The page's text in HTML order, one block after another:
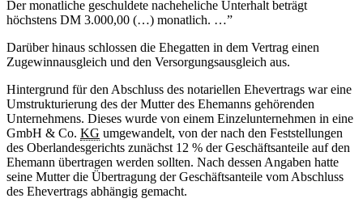
Der monatliche geschuldete nacheheliche Unterhalt beträgt
höchstens DM 3.000,00 (…) monatlich. …”
Darüber hinaus schlossen die Ehegatten in dem Vertrag einen
Zugewinnausgleich und den Versorgungsausgleich aus.
Hintergrund für den Abschluss des notariellen Ehevertrags war eine
Umstrukturierung des der Mutter des Ehemanns gehörenden
Unternehmens. Dieses wurde von einem Einzelunternehmen in eine
GmbH & Co. KG umgewandelt, von der nach den Feststellungen
des Oberlandesgerichts zunächst 12 % der Geschäftsanteile auf den
Ehemann übertragen werden sollten. Nach dessen Angaben hatte
seine Mutter die Übertragung der Geschäftsanteile vom Abschluss
des Ehevertrags abhängig gemacht.